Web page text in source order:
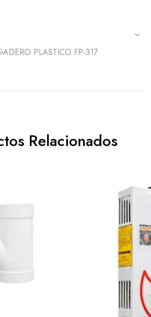
PLASTICO FP-317
Relacionados